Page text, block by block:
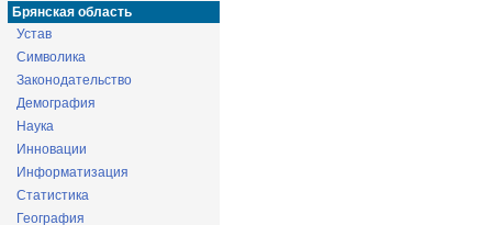
Брянская область
Устав
Символика
Законодательство
Демография
Наука
Инновации
Информатизация
Статистика
География